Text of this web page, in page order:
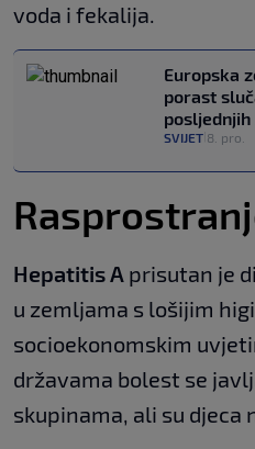
voda i fekalija.
Europska
porast
posljednjih
SVIJET 8. pro.
Hepatitis A prisutan je
u zemljama s lošijim
socioekonomskim
državama bolest se
skupinama, ali su djeca